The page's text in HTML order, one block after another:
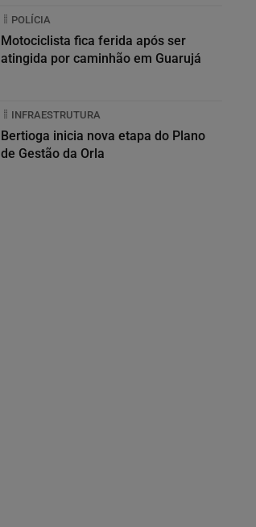
POLÍCIA
Motociclista fica ferida após ser
atingida por caminhão em Guarujá
INFRAESTRUTURA
Bertioga inicia nova etapa do Plano
de Gestão da Orla